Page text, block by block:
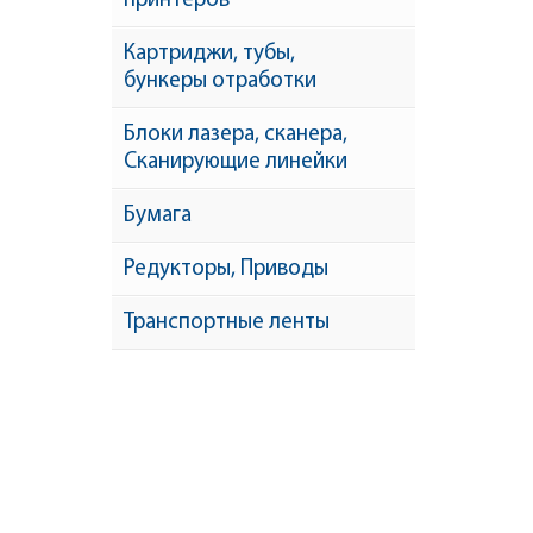
Картриджи, тубы,
бункеры отработки
Блоки лазера, сканера,
Сканирующие линейки
Бумага
Редукторы, Приводы
Транспортные ленты